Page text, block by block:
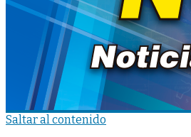
Saltar al contenido